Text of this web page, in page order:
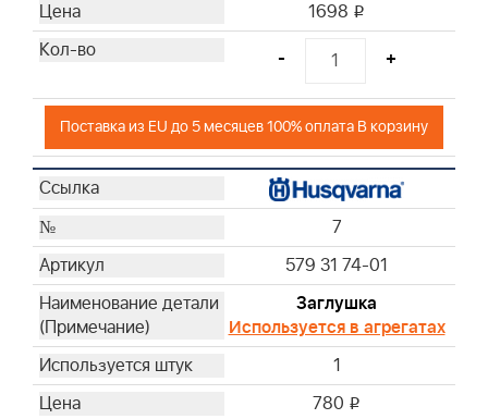
1698 i
- +
Поставка из EU до 5 месяцев 100% оплата В корзину
7
579 31 74-01
Заглушка
Используется в агрегатах
1
780 i